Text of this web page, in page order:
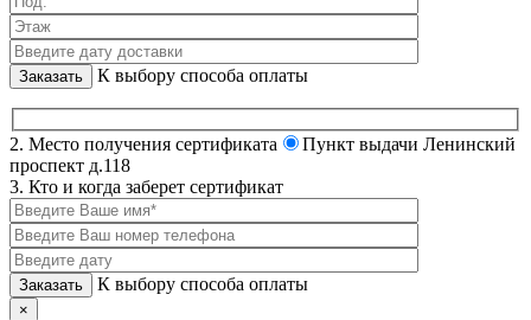
К выбору способа оплаты
2. Место получения сертификата
Пункт выдачи Ленинский
проспект д.118
3. Кто и когда заберет сертификат
К выбору способа оплаты
×